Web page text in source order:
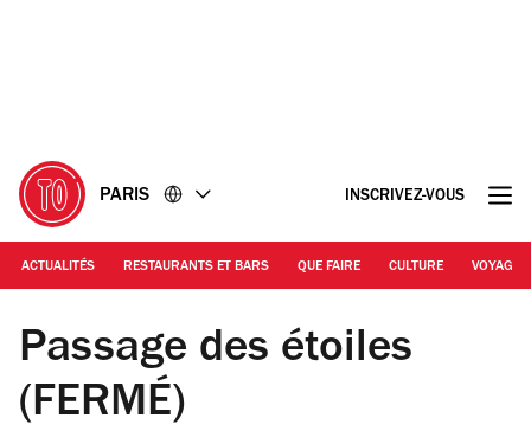
PARIS INSCRIVEZ-VOUS
ACTUALITÉS RESTAURANTS ET BARS QUE FAIRE CULTURE VOYAGE
© Gabriel Albold
Passage des étoiles
(FERMÉ)